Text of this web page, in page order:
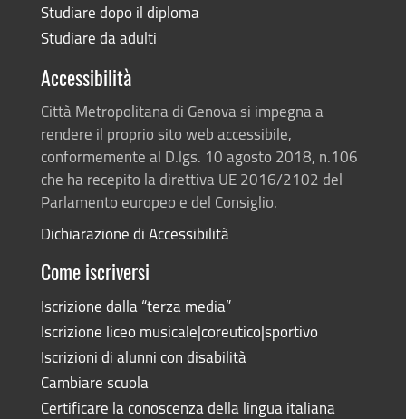
Studiare dopo il diploma
Studiare da adulti
Accessibilità
Città Metropolitana di Genova si impegna a
rendere il proprio sito web accessibile,
conformemente al D.lgs. 10 agosto 2018, n.106
che ha recepito la direttiva UE 2016/2102 del
Parlamento europeo e del Consiglio.
Dichiarazione di Accessibilità
Come iscriversi
Iscrizione dalla “terza media”
Iscrizione liceo musicale|coreutico|sportivo
Iscrizioni di alunni con disabilità
Cambiare scuola
Certificare la conoscenza della lingua italiana